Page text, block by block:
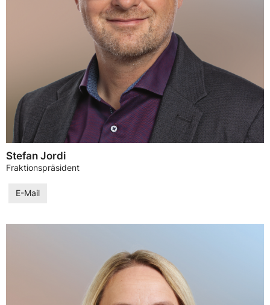
Stefan Jordi
Fraktionspräsident
E-Mail